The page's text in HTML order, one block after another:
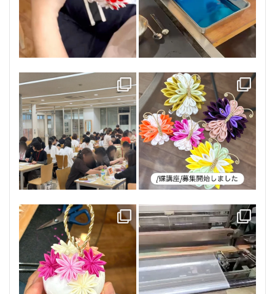
84 0
85 0
学校のPTAの会でのワークショップ
49名の方にお伝えさせていただき
ました。
...
59 0
講座のご案内です
内容は蝶の内容となります＾＾
...
46 0
特別コース 小さなボールブーケ
着々と仕上がりに向かっていま
す。
...
65 0
商品同様、講座での使用している
羽二重は全て
@konno.soie さまのものです...
32 0